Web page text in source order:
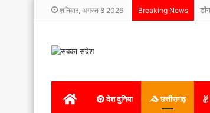
शनिवार, अगस्त 8 2026 Breaking News
होम देश दुनिया छत्तीसगढ़